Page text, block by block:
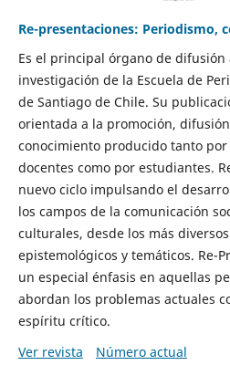
Re-presentaciones: Periodismo,
Es el principal órgano de difusión
investigación de la Escuela de
de Santiago de Chile. Su
orientada a la promoción,
conocimiento producido tanto
docentes como por estudiantes.
nuevo ciclo impulsando el
los campos de la comunicación
culturales, desde los más
epistemológicos y temáticos. Re-
un especial énfasis en aquellas
abordan los problemas actuales
espíritu crítico.
Ver revista
Número actual